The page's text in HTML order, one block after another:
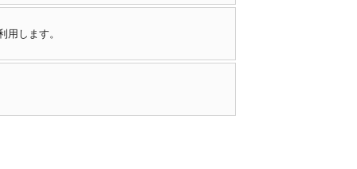
用します。